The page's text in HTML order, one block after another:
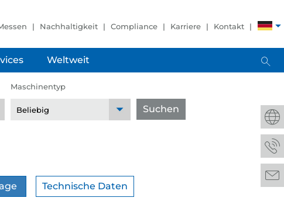
Nachhaltigkeit Compliance Karriere Kontakt
Weltweit
Maschinentyp
Suchen
Technische Daten